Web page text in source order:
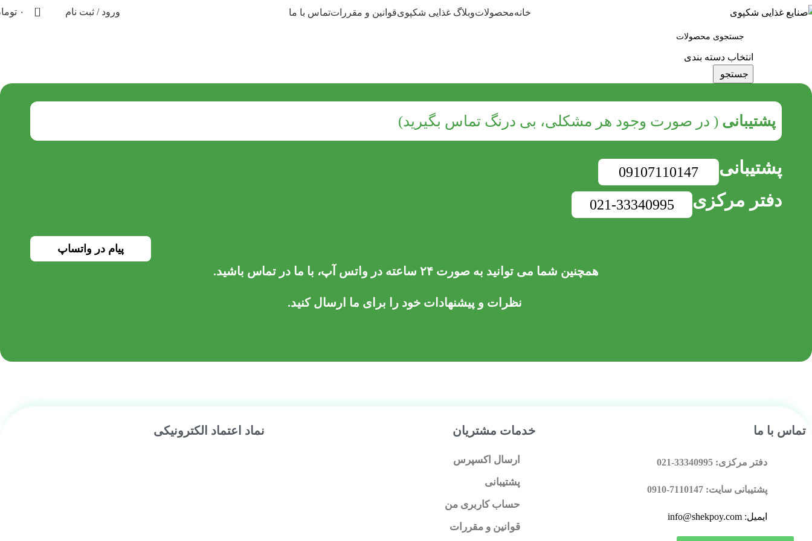
خانهمحصولاتوبلاگ غذایی شکپویقوانین و مقرراتتماس با ما ورود / ثبت نام 0 ۰
انتخاب دسته بندی
جستجو
پشتیبانی ( در صورت وجود هر مشکلی، بی درنگ تماس بگیرید)
پشتیبانی 09107110147
دفتر مرکزی 021-33340995
پیام در واتساپ
همچنین شما می توانید به صورت ۲۴ ساعته در واتس آپ، با ما در تماس باشید.
نظرات و پیشنهاداتخود را برای ما ارسال کنید.
تماس با ما
دفتر مرکزی: 33340995-021
پشتیبانی سایت: 7110147-0910
ایمیل: info@shekpoy.com
خدمات مشتریان
ارسال اکسپرس
پشتیبانی
حساب کاربری من
قوانین و مقررات
نماد اعتماد الکترونیکی